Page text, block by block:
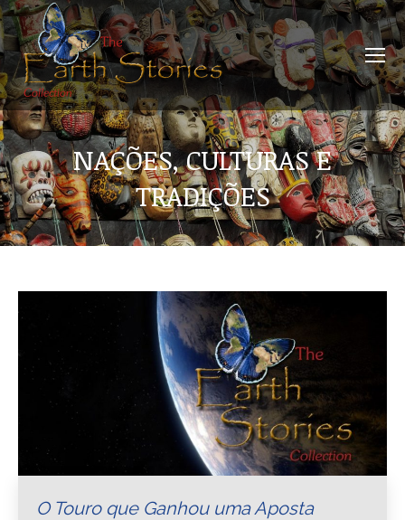
NAÇÕES, CULTURAS E
TRADIÇÕES
O Touro que Ganhou uma Aposta